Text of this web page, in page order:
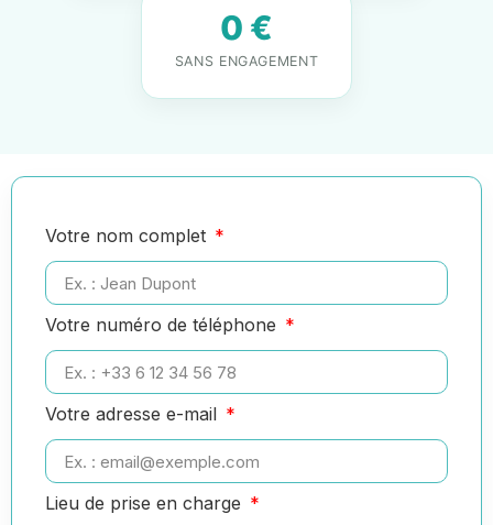
0 €
SANS ENGAGEMENT
Votre nom complet
Votre numéro de téléphone
Votre adresse e-mail
Lieu de prise en charge